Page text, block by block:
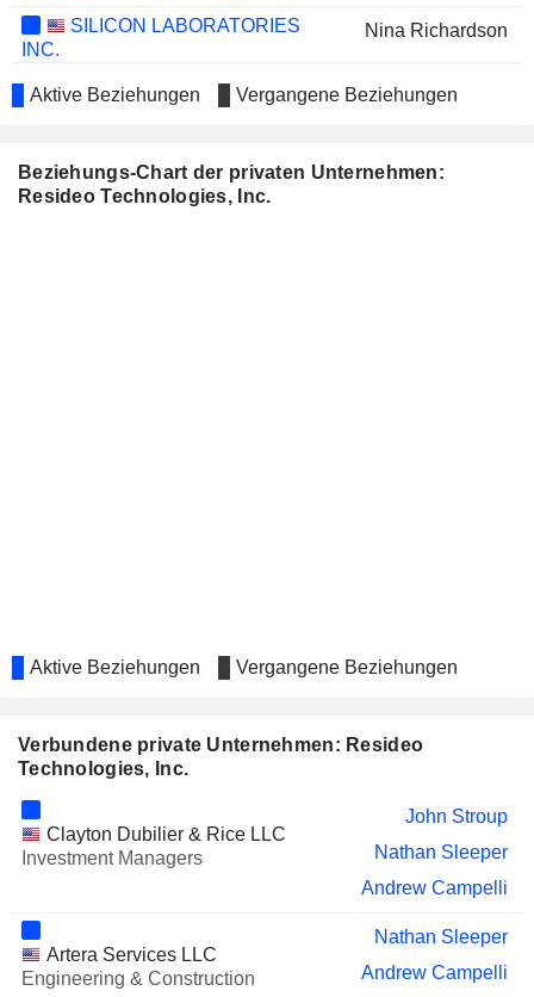
SILICON LABORATORIES
INC.
Nina Richardson
Sachin J. Sankpal
TRILINC GLOBAL IMPACT
FUND, LLC
Cynthia Hostetler
HOLDINGS PLC
Jeannine Lane
Niccolo de Masi
Dean Acosta
John Stroup
CORPORATION
Sharon Wienbar
Aktive Beziehungen Vergangene Beziehungen
Beziehungs-Chart der privaten Unternehmen:
Resideo Technologies, Inc.
Aktive Beziehungen Vergangene Beziehungen
Verbundene private Unternehmen: Resideo
Technologies, Inc.
Clayton Dubilier & Rice LLC
Investment Managers
John Stroup
Nathan Sleeper
Andrew Campelli
Artera Services LLC
Engineering & Construction
Nathan Sleeper
Andrew Campelli